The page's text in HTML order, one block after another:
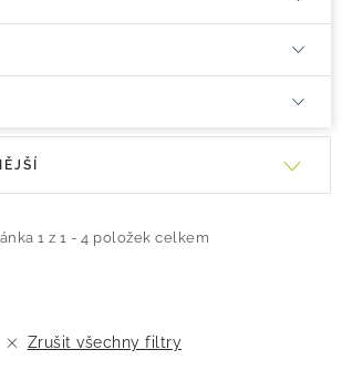
1 z 1 - 4 položek celkem
Zrušit všechny filtry